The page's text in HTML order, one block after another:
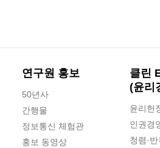
연구원 홍보
50년사
간행물
정보통신 체험관
홍보 동영상
클린
(윤리
윤리헌
인권경
청렴·